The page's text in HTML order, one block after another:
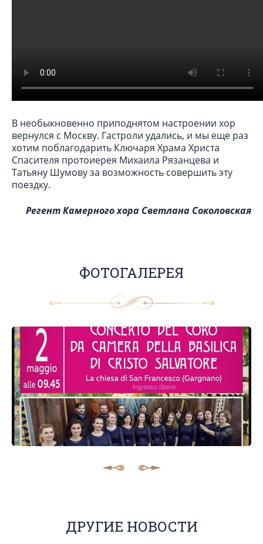
В необыкновенно приподнятом настроении хор
вернулся с Москву. Гастроли удались, и мы еще раз
хотим поблагодарить Ключаря Храма Христа
Спасителя протоиерея Михаила Рязанцева и
Татьяну Шумову за возможность совершить эту
поездку.
Регент Камерного хора Светлана Соколовская
ФОТОГАЛЕРЕЯ
ДРУГИЕ НОВОСТИ